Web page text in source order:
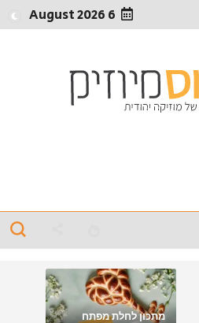
6 August 2026
מתכון לחלת מפתח